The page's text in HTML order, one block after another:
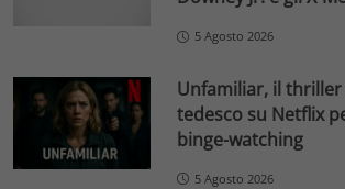
5 Agosto 2026
Unfamiliar, il
tedesco su Netflix
binge-watching
5 Agosto 2026